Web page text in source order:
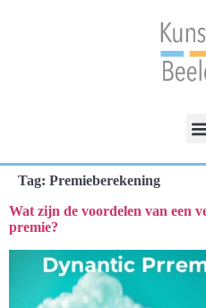
Tag: Premieberekening
Wat zijn de voordelen van een
premie?